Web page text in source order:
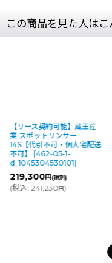
この商品を見た人は
【リース契約可能】蔵王産
業 スポットリンサー
14S【代引不可・個人宅配送
不可】
[462-05-1-
d_1045304530101]
219,300円(税別)
(税込: 241,230円)